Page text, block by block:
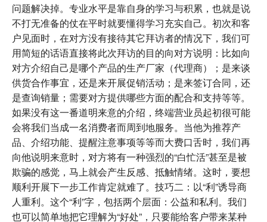
问题解决掉。专业水平是靠自身的学习与积累，也就是说
不打无准备的仗在平时就要懂得学习充实自己。初次和客
户见面时，在对方没有接待其它拜访者的情况下，我们可
用简短的话语直接将此次拜访的目的向对方说明：比如向
对方介绍自己是哪个产品的生产厂家（代理商）；是来谈
供货合作事宜，还是来开展促销活动；是来签订合同，还
是查询销量；需要对方提供哪些方面的配合和支持等等。
如果没有这一番道明来意的介绍，终端营业员起初很可能
会将我们当成一名消费者而周到地服务。当他为推荐产
品、介绍功能、提醒注意事项等等而大费口舌时，我们再
向他说明来意时，对方将有一种强烈的“白忙活”甚至是被
欺骗的感觉，马上就会产生反感、抵触情绪。这时，要想
顺利开展下一步工作肯定就难了。技巧二：以“利”诱导商
人重利。这个“利”字，包括两个层面：公益和私利。我们
也可以简单地把它理解为“好处”，只要能给客户带来某种